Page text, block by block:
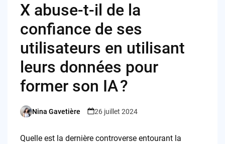
X abuse-t-il de la
confiance de ses
utilisateurs en utilisant
leurs données pour
former son IA ?
Posted
Nina Gavetière 26 juillet 2024
Quelle est la dernière controverse entourant la